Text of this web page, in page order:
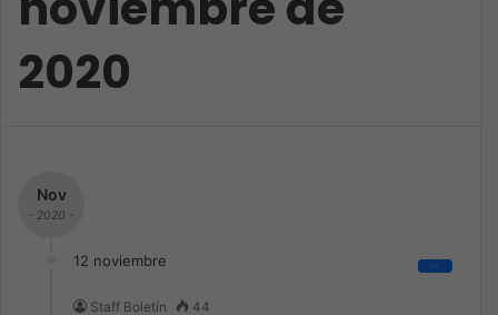
2020
Nov
- 2020 -
12 noviembre All
Staff Boletín 44